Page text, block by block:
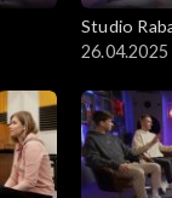
Studio
26.04.2025